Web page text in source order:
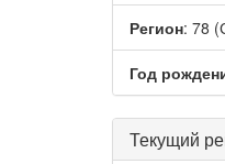
Регион: 78
Год
Текущий